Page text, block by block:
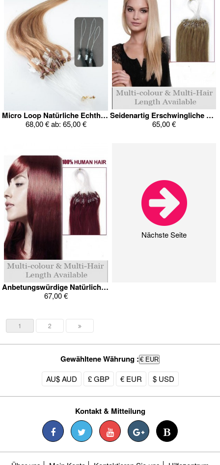
Micro Loop Natürliche Echthaar Verlängerung
68,00 €ab: 65,00 €
Seidenartig Erschwingliche Keratin Haarverlängerung
65,00 €
Anbetungswürdige Natürliche Keratin Haarverlängerung
67,00 €
Nächste Seite
1 2
Gewähltene Währung : € EUR
AU$ AUD £ GBP € EUR $ USD
Kontakt & Mitteilung